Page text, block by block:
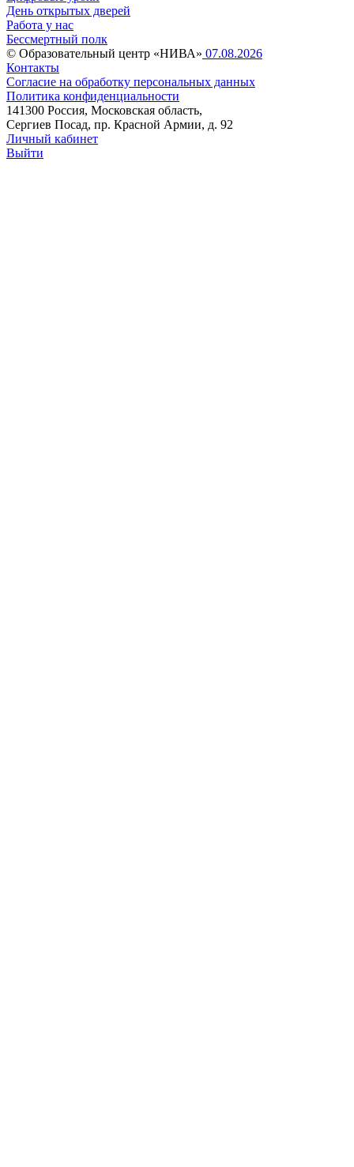
День открытых дверей
Работа у нас
Бессмертный полк
© Образовательный центр «НИВА» 07.08.2026
Контакты
Согласие на обработку персональных данных
Политика конфиденциальности
141300 Россия, Московская область,
Сергиев Посад, пр. Красной Армии, д. 92
Личный кабинет
Выйти